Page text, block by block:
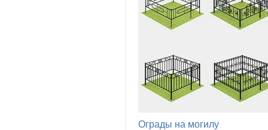
Ограды на могилу